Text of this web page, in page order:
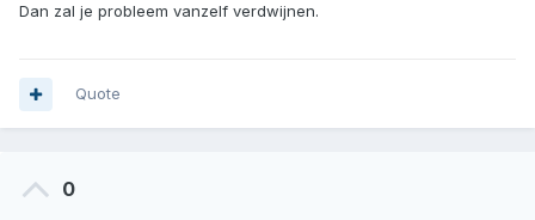
Dan zal je probleem vanzelf verdwijnen.
Quote
0